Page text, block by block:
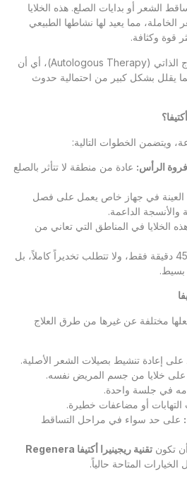
الشعر أو بدايات الصلع. هذه الخلايا
مما يعيد لها نشاطها الطبيعي
قوة وكثافة.
تُعتبر هذه التقنية نوعاً من العلاج الذاتي (Autologous Therapy)، أي أن
يقلل بشكل كبير من احتمالية حدوث
ويتضمن الخطوات التالية:
الرأس: عادة من منطقة لا تتأثر بالصلع
العينة في جهاز خاص يعمل على فصل
والأنسجة الداعمة.
الخلايا في المناطق التي تعاني من
كامل العملية تستغرق حوالي 45 دقيقة فقط، ولا تتطلب تخديراً كاملاً، بل
بسيط.
مختلفة عن غيرها من طرق العلاج
على إعادة تنشيط بصيلات الشعر الأصلية.
على خلايا من جسم المريض نفسه.
في جلسة واحدة.
التهابات أو مضاعفات خطيرة.
: على حد سواء في مراحل التساقط
تكون تقنية ريجينيرا أكتيفا Regenera
المتاحة حالياً.